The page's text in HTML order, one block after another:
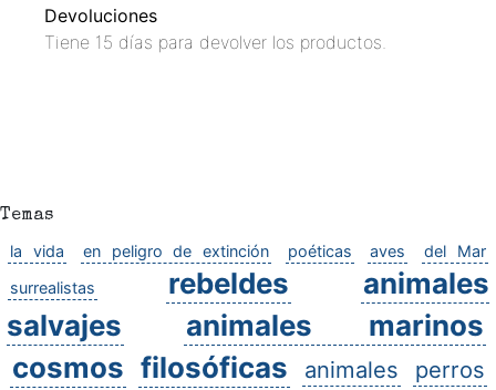
Devoluciones
Tiene 15 días para devolver los productos.
Temas
la vida en peligro de extinción poéticas aves
del Mar
surrealistas
rebeldes
animales
salvajes
animales marinos
cosmos filosóficas animales perros